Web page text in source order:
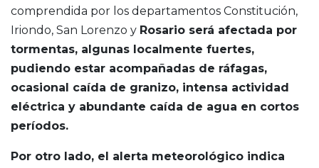
comprendida por los departamentos Constitución,
Iriondo, San Lorenzo y Rosario será afectada por
tormentas, algunas localmente fuertes,
pudiendo estar acompañadas de ráfagas,
ocasional caída de granizo, intensa actividad
eléctrica y abundante caída de agua en cortos
períodos.
Por otro lado, el alerta meteorológico indica